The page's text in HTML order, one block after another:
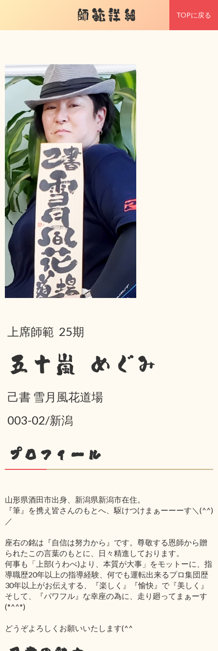
師範詳細 TOPに戻る
上席師範 25期
五十嵐 めぐみ
己書 雪月風花道場
003-02/新潟
プロフィール
山形県酒田市出身、新潟県新潟市在住。
『筆』を携え皆さんのもとへ、駆けつけまぁーーーす＼(^^)
／
座右の銘は『自信は努力から』です。尊敬する恩師から贈
られたこの言葉のもとに、日々精進しております。
何事も「上部(うわべ)より、本質が大事」をモットーに、指
導職歴20年以上の指導経験、何でも運転出来るプロ集団歴
30年以上がお伝えする、『楽しく』『愉快』で『美しく』
そして、『パワフル』な幸座の為に、走り廻ってまぁーす
(*^^*)
どうぞよろしくお願いいたします(^^ゞ